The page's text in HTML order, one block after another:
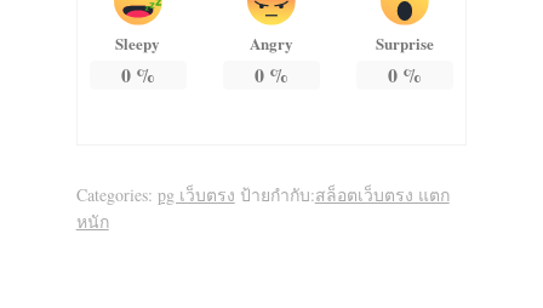
Sleepy
0%
Angry
0%
Surprise
0 %
Categories: pg เว็บตรง ป้ายกำกับ:สล็อตเว็บตรง แตก
หนัก